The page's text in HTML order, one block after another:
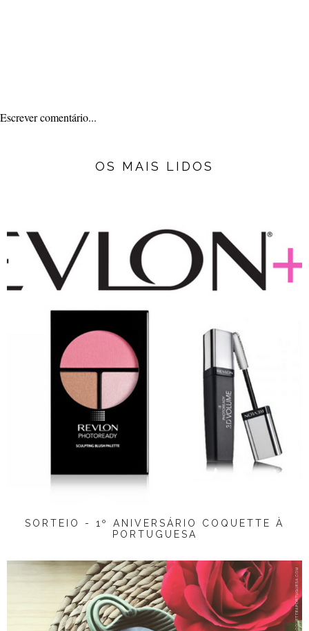
Escrever comentário...
OS MAIS LIDOS
SORTEIO - 1º ANIVERSÁRIO COQUETTE À
PORTUGUESA